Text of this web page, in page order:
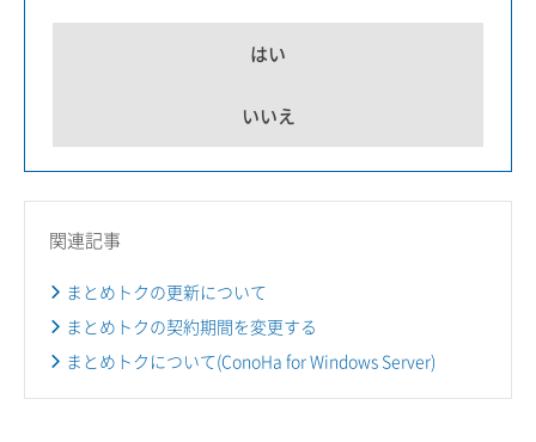
はい
いいえ
関連記事
まとめトクの更新について
まとめトクの契約期間を変更する
まとめトクについて(ConoHa for Windows Server)